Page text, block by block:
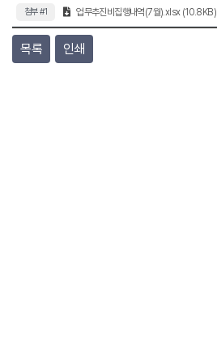
첨부 #1 업무추진비집행내역(7월).xlsx (10.8KB)
목록 인쇄